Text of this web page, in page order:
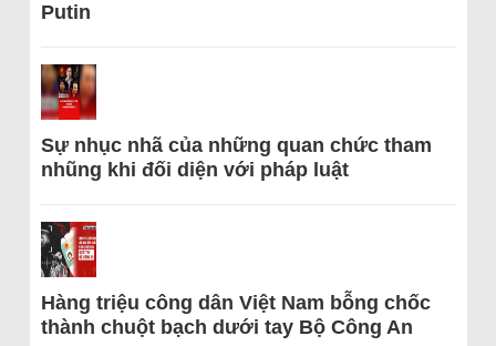
Putin
Sự nhục nhã của những quan chức tham
nhũng khi đối diện với pháp luật
Hàng triệu công dân Việt Nam bỗng chốc
thành chuột bạch dưới tay Bộ Công An